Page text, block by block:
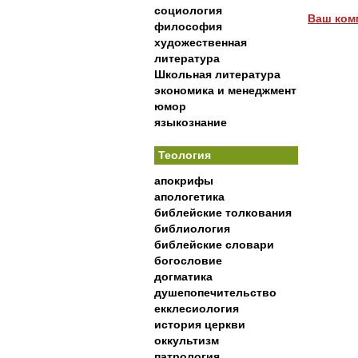
социология
философия
художественная
литература
Школьная литература
экономика и менеджмент
юмор
языкознание
Теология
апокрифы
апологетика
библейские толкования
библиология
библейские словари
богословие
догматика
душепопечительство
екклесиология
история церкви
оккультизм
Ваш